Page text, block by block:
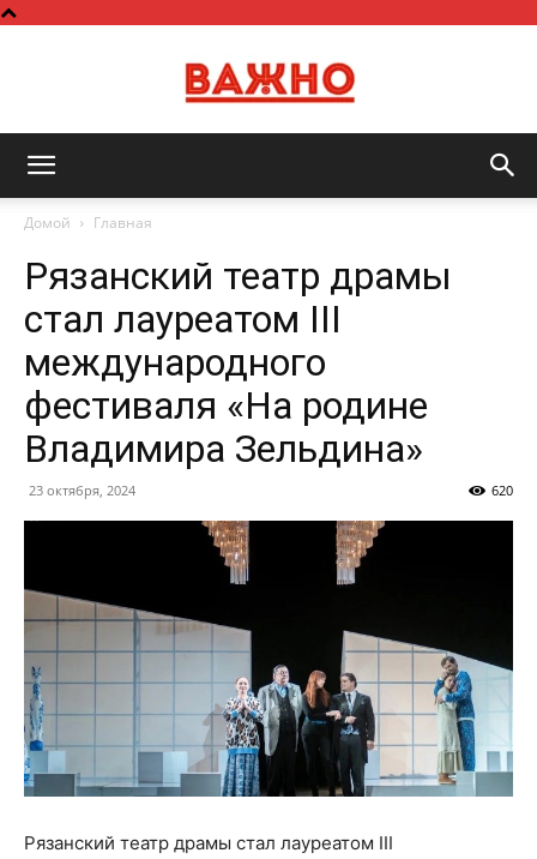
Домой Главная
Рязанский театр драмы
стал лауреатом III
международного
фестиваля «На родине
Владимира Зельдина»
23 октября, 2024 620
Рязанский театр драмы стал лауреатом III